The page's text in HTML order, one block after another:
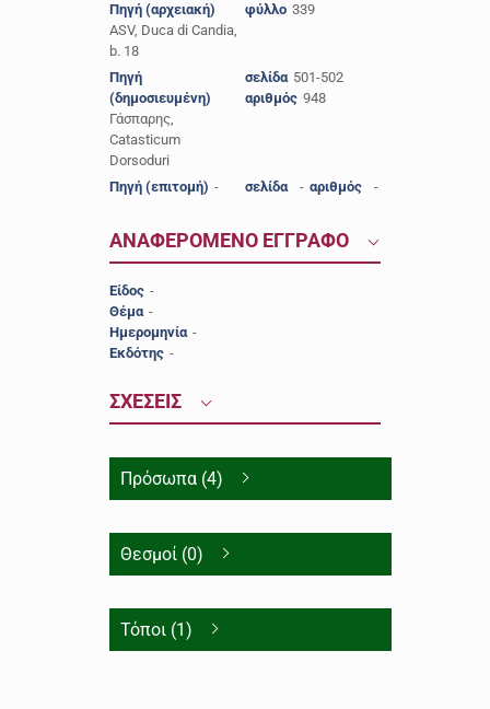
Πηγή (αρχειακή)
ASV, Duca di Candia,
b. 18
φύλλο 339
Πηγή
(δημοσιευμένη)
Γάσπαρης,
Catasticum
Dorsoduri
σελίδα 501-502
αριθμός 948
Πηγή (επιτομή) - σελίδα - αριθμός -
ΑΝΑΦΕΡΟΜΕΝΟ ΕΓΓΡΑΦΟ
Είδος -
Θέμα -
Ημερομηνία -
Εκδότης -
ΣΧΕΣΕΙΣ
Πρόσωπα (4)
Θεσμοί (0)
Τόποι (1)